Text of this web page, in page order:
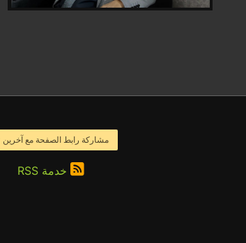
مشاركة رابط الصفحة مع آخرين
خدمة RSS